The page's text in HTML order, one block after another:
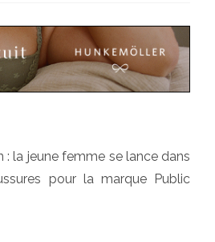
: la jeune femme se lance dans
pour la marque Public